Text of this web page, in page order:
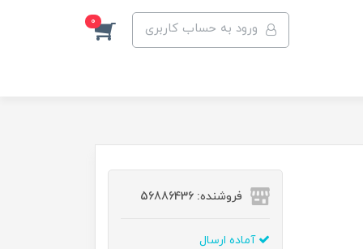
ورود به حساب کاربری 0
فروشنده: 56886436
آماده ارسال